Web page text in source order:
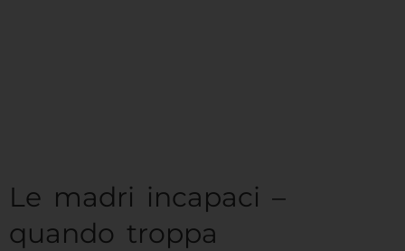
Le madri incapaci –
quando troppa